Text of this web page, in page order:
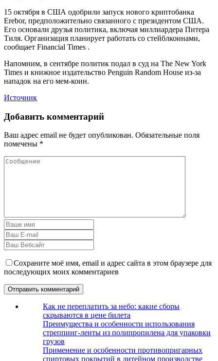
15 октября в США одобрили запуск нового криптобанка
Erebor, предположительно связанного с президентом США.
Его основали друзья политика, включая миллиардера Питера
Тиля. Организация планирует работать со стейблкоинами,
сообщает Financial Times .
Напомним, в сентябре политик подал в суд на The New York
Times и книжное издательство Penguin Random House из-за
нападок на его мем-коин.
Источник
Добавить комментарий
Ваш адрес email не будет опубликован. Обязательные поля
помечены *
Сохраните моё имя, email и адрес сайта в этом браузере для
последующих моих комментариев
Как не переплатить за небо: какие сборы
скрываются в цене билета
Преимущества и особенности использования
стреппинг-ленты из полипропилена для упаковки
грузов
Применение и особенности противопригарных
спиртовых покрытий в литейном производстве